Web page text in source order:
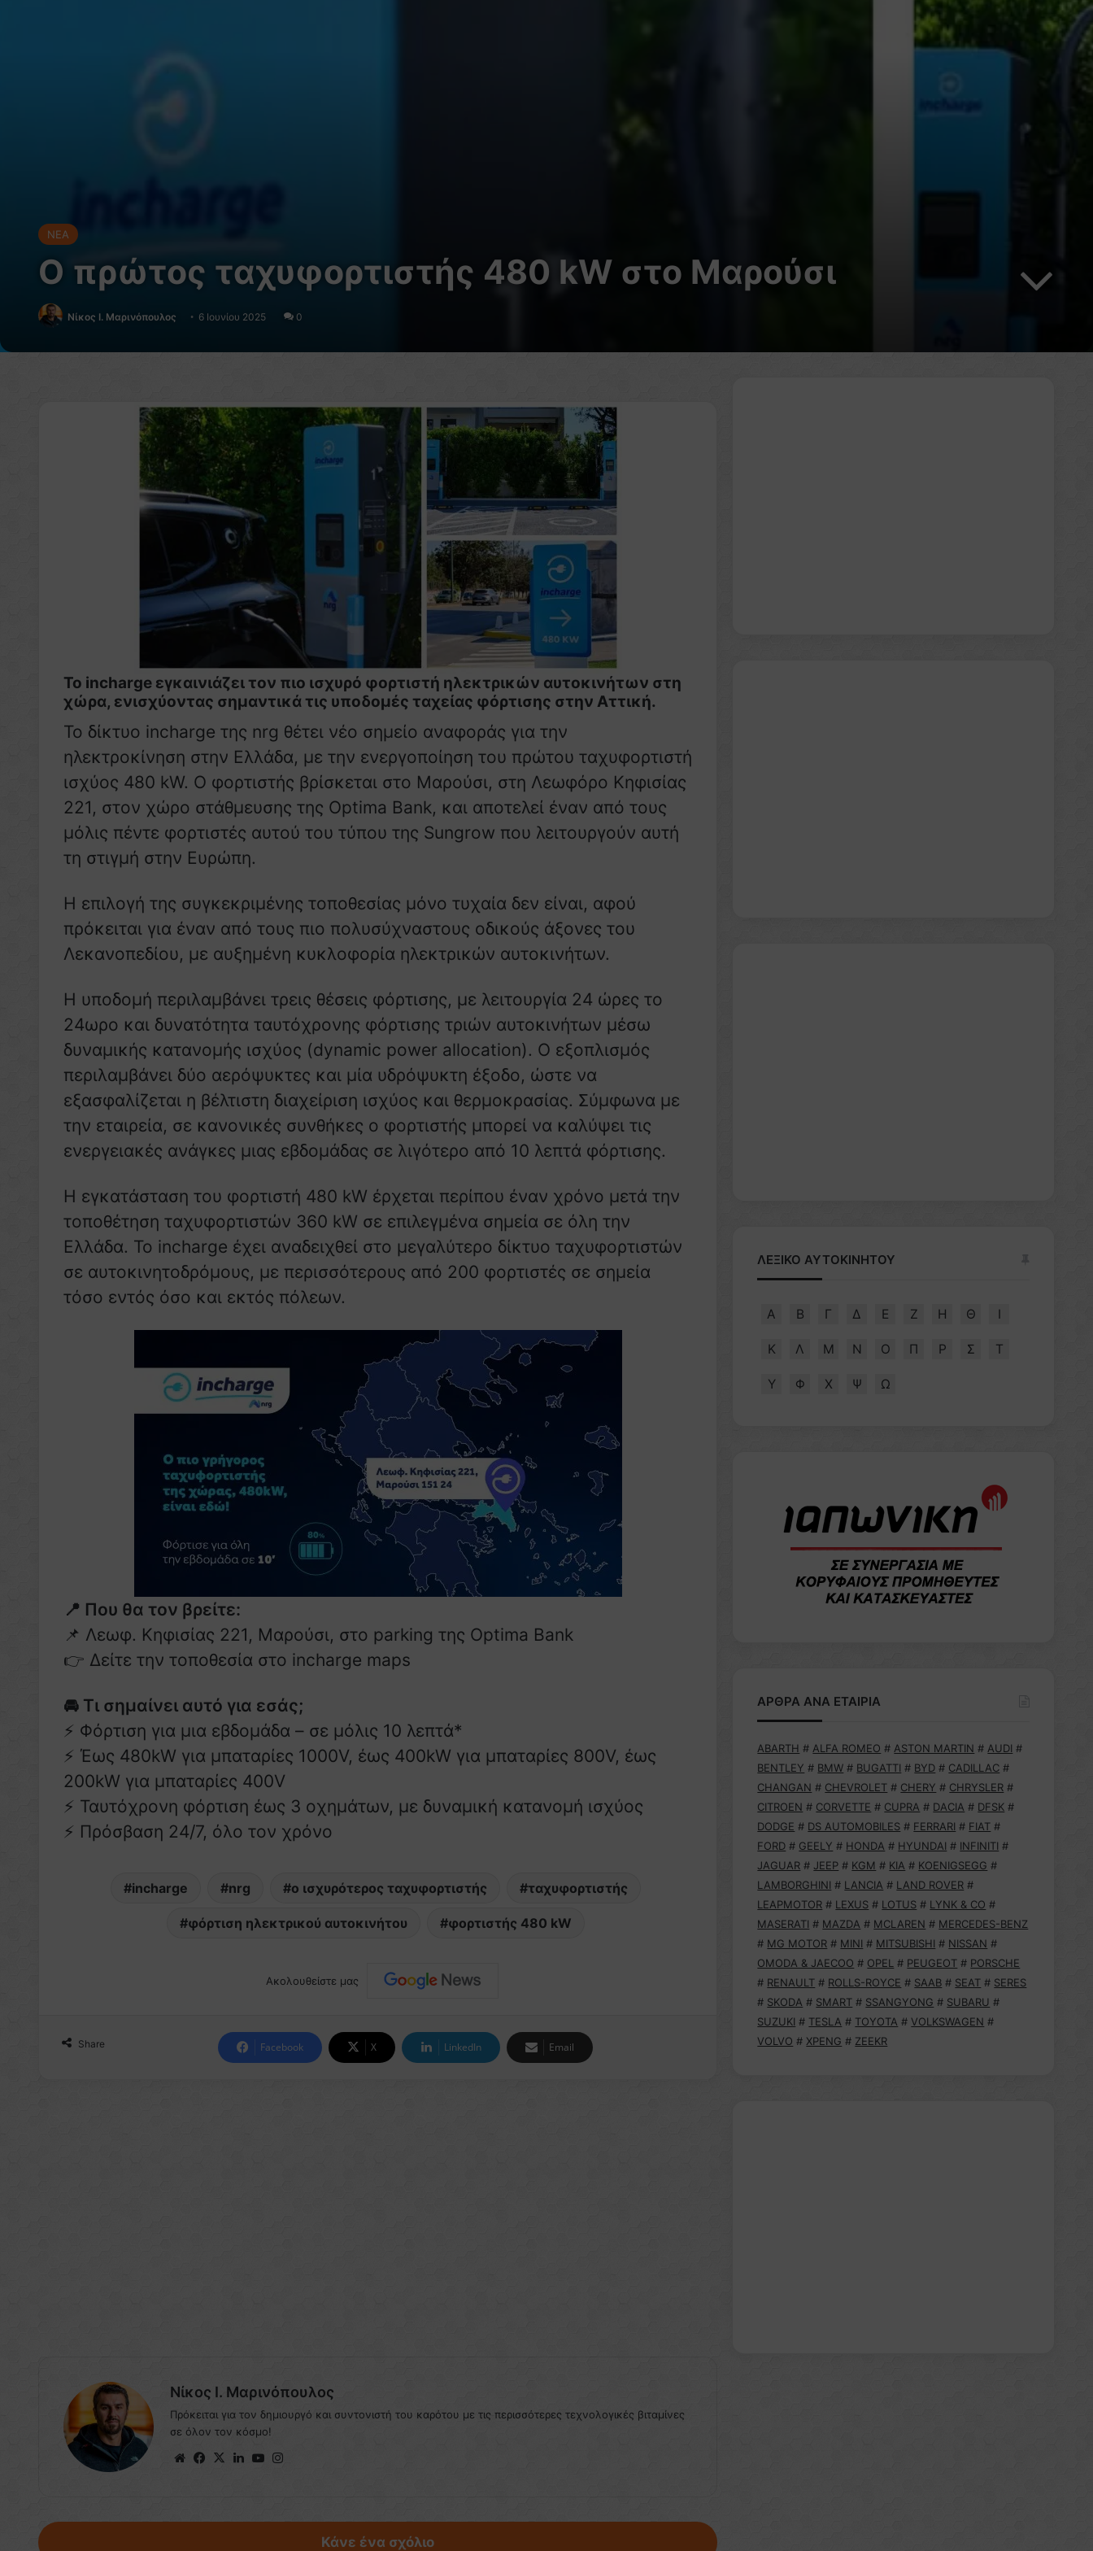
NEA
Ο πρώτος ταχυφορτιστής 480 kW στο Μαρούσι
Nίκος Ι. Mαρινόπουλος 6 Ιουνίου 2025 0
Το incharge εγκαινιάζει τον πιο ισχυρό φορτιστή ηλεκτρικών αυτοκινήτων στη
χώρα, ενισχύοντας σημαντικά τις υποδομές ταχείας φόρτισης στην Αττική.
Το δίκτυο incharge της nrg θέτει νέο σημείο αναφοράς για την
ηλεκτροκίνηση στην Ελλάδα, με την ενεργοποίηση του πρώτου ταχυφορτιστή
ισχύος 480 kW. Ο φορτιστής βρίσκεται στο Μαρούσι, στη Λεωφόρο Κηφισίας
221, στον χώρο στάθμευσης της Optima Bank, και αποτελεί έναν από τους
μόλις πέντε φορτιστές αυτού του τύπου της Sungrow που λειτουργούν αυτή
τη στιγμή στην Ευρώπη.
Η επιλογή της συγκεκριμένης τοποθεσίας μόνο τυχαία δεν είναι, αφού
πρόκειται για έναν από τους πιο πολυσύχναστους οδικούς άξονες του
Λεκανοπεδίου, με αυξημένη κυκλοφορία ηλεκτρικών αυτοκινήτων.
Η υποδομή περιλαμβάνει τρεις θέσεις φόρτισης, με λειτουργία 24 ώρες το
24ωρο και δυνατότητα ταυτόχρονης φόρτισης τριών αυτοκινήτων μέσω
δυναμικής κατανομής ισχύος (dynamic power allocation). Ο εξοπλισμός
περιλαμβάνει δύο αερόψυκτες και μία υδρόψυκτη έξοδο, ώστε να
εξασφαλίζεται η βέλτιστη διαχείριση ισχύος και θερμοκρασίας. Σύμφωνα με
την εταιρεία, σε κανονικές συνθήκες ο φορτιστής μπορεί να καλύψει τις
ενεργειακές ανάγκες μιας εβδομάδας σε λιγότερο από 10 λεπτά φόρτισης.
Η εγκατάσταση του φορτιστή 480 kW έρχεται περίπου έναν χρόνο μετά την
τοποθέτηση ταχυφορτιστών 360 kW σε επιλεγμένα σημεία σε όλη την
Ελλάδα. Το incharge έχει αναδειχθεί στο μεγαλύτερο δίκτυο ταχυφορτιστών
σε αυτοκινητοδρόμους, με περισσότερους από 200 φορτιστές σε σημεία
τόσο εντός όσο και εκτός πόλεων.
📍 Που θα τον βρείτε:
📌 Λεωφ. Κηφισίας 221, Μαρούσι, στο parking της Optima Bank
👉 Δείτε την τοποθεσία στο incharge maps
🚘 Τι σημαίνει αυτό για εσάς;
⚡ Φόρτιση για μια εβδομάδα – σε μόλις 10 λεπτά*
⚡ Έως 480kW για μπαταρίες 1000V, έως 400kW για μπαταρίες 800V, έως
200kW για μπαταρίες 400V
⚡ Ταυτόχρονη φόρτιση έως 3 οχημάτων, με δυναμική κατανομή ισχύος
⚡ Πρόσβαση 24/7, όλο τον χρόνο
incharge nrg ο ισχυρότερος ταχυφορτιστής ταχυφορτιστής
φόρτιση ηλεκτρικού αυτοκινήτου φορτιστής 480 kW
Ακολουθείστε μας
Share Facebook X LinkedIn Email
Nίκος Ι. Mαρινόπουλος
Πρόκειται για τον δημιουργό και συντονιστή του καρότου με τις περισσότερες τεχνολογικές βιταμίνες
σε όλον τον κόσμο!
WebsiteFacebook
X LinkedInYouTube
Κάνε ένα σχόλιο
ΛΕΞΙΚΟ ΑΥΤΟΚΙΝΗΤΟΥ
Α Β Γ Δ Ε Ζ Η Θ Ι
Κ Λ Μ Ν Ο Π Ρ Σ Τ
Υ Φ Χ Ψ Ω
ΑΡΘΡΑ ΑΝΑ ΕΤΑΙΡΙΑ
ABARTH # ALFA ROMEO # ASTON MARTIN # AUDI #
BENTLEY # BMW # BUGATTI # BYD # CADILLAC #
CHANGAN # CHEVROLET # CHERY # CHRYSLER #
CITROEN # CORVETTE # CUPRA # DACIA # DFSK #
DODGE # DS AUTOMOBILES # FERRARI # FIAT #
FORD # GEELY # HONDA # HYUNDAI # INFINITI #
JAGUAR # JEEP # KGM # KIA # KOENIGSEGG #
LAMBORGHINI # LANCIA # LAND ROVER #
LEAPMOTOR # LEXUS # LOTUS # LYNK & CO #
MASERATI # MAZDA # MCLAREN # MERCEDES-BENZ
# MG MOTOR # MINI # MITSUBISHI # NISSAN #
OMODA & JAECOO # OPEL # PEUGEOT # PORSCHE
# RENAULT # ROLLS-ROYCE # SAAB # SEAT # SERES
# SKODA # SMART # SSANGYONG # SUBARU #
SUZUKI # TESLA # TOYOTA # VOLKSWAGEN #
VOLVO # XPENG # ZEEKR